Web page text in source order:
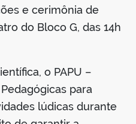
e cerimônia de
do Bloco G, das 14h
o PAPU –
para
lúdicas durante